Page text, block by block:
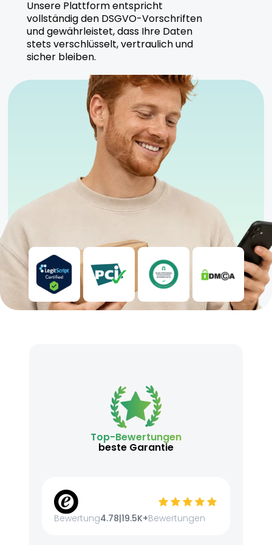
IMC produziert nachhaltige und hochwertige
Cannabisprodukte mit innovativen
Anbaumethoden.
Sicherheitshinweise
Für den Tagesgebrauch empfohlen.
Kühl und trocken lagern.
Konsum unter ärztlicher Aufsicht empfohlen.
Unsere Plattform entspricht
vollständig den DSGVO-Vorschriften
und gewährleistet, dass Ihre Daten
stets verschlüsselt, vertraulich und
sicher bleiben.
Top-Bewertungen
beste Garantie
Bewertung4.78|19.5K+Bewertungen